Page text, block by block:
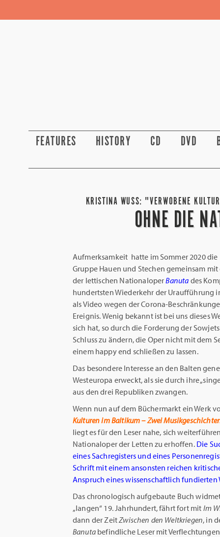
FEATURES HISTORY CD DVD
KRISTINA WUSS: "VERWOBENE
OHNE DIE
Aufmerksamkeit hatte im Sommer 2020
Gruppe Hauen und Stechen gemeinsam
der lettischen NationaloperBanuta des
hundertsten Wiederkehr der Uraufführung
als Video wegen der Corona-
Ereignis. Wenig bekannt ist bei uns dieses
sich hat, so durch die Forderung der
Schluss zu ändern, die Oper nicht mit dem
einem happy end schließen zu lassen.
Das besondere Interesse an den Balten
Westeuropa erweckt, als sie durch ihre
aus den drei Republiken zwangen.
Wenn nun auf dem Büchermarkt ein Werk
Kulturen im Baltikum – Zwei
liegt es für den Leser nahe, sich
Nationaloper der Letten zu erhoffen. Die
eines Sachregisters und eines
Schrift mit einem ansonsten reichen
Anspruch eines wissenschaftlich fundierten
Das chronologisch aufgebaute Buch
„langen“ 19. Jahrhundert, fährt fort mit Im
dann der ZeitZwischen den Weltkriegen, in
Banutabefindliche Leser mit